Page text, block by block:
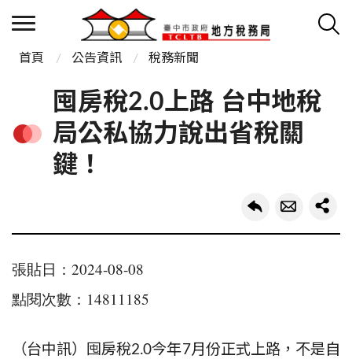
首頁 公告資訊 稅務新聞
囤房稅2.0上路 台中地稅
局公私協力說出省稅關
鍵！
張貼日：2024-08-08
點閱次數：14811185
（台中訊）囤房稅2.0今年7月份正式上路，不是自